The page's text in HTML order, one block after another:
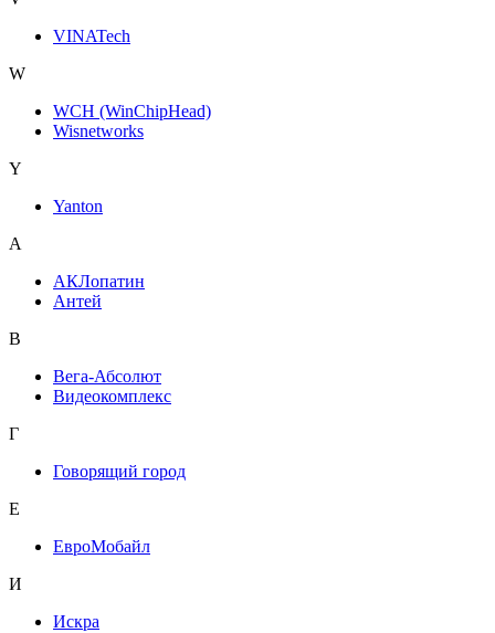
VINATech
W
WCH (WinChipHead)
Wisnetworks
Y
Yanton
А
АКЛопатин
Антей
В
Вега-Абсолют
Видеокомплекс
Г
Говорящий город
Е
ЕвроМобайл
И
Искра